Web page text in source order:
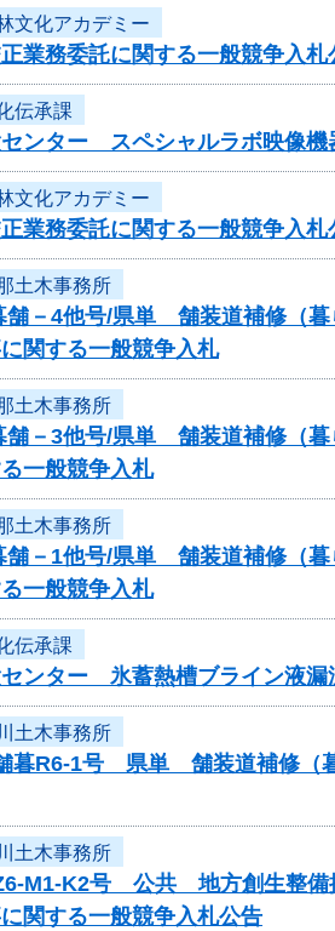
文化アカデミー
業務委託に関する一般競争入札
伝承課
ンター スペシャルラボ映像機
文化アカデミー
業務委託に関する一般競争入札
土木事務所
舗－4他号/県単 舗装道補修（
関する一般競争入札
土木事務所
舗－3他号/県単 舗装道補修（
一般競争入札
土木事務所
舗－1他号/県単 舗装道補修（
一般競争入札
伝承課
ンター 氷蓄熱槽ブライン液
土木事務所
暮R6-1号 県単 舗装道補修（
土木事務所
M1-K2号 公共 地方創生整
関する一般競争入札公告